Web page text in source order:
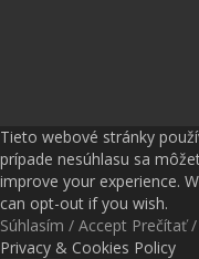
Tieto webové stránky
prípade nesúhlasu sa
improve your experience.
can opt-out if you wish.
Súhlasím / Accept Prečítať
Privacy & Cookies Policy